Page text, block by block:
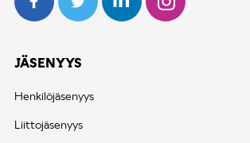
JÄSENYYS
Henkilöjäsenyys
Liittojäsenyys